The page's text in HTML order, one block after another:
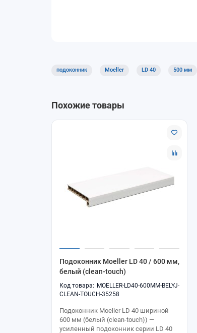
подоконник Moeller LD 40 500 мм
Похожие товары
Подоконник Moeller LD 40 / 600 мм,
белый (clean-touch)
MOELLER-LD40-600MM-BELYJ-
CLEAN-TOUCH-35258
Подоконник Moeller LD 40 шириной
600 мм (белый (clean-touch)) —
усиленный подоконник серии LD 40